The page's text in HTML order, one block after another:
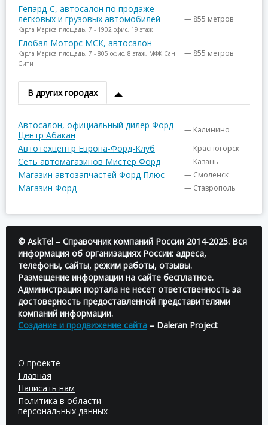
Гепард-С, автосалон по продаже
легковых и грузовых автомобилей
Карла Маркса площадь, 7 - 1902 офис, 19 этаж
— 855 метров
Глобал Моторс МСК, автосалон
Карла Маркса площадь, 7 - 805 офис, 8 этаж, МФК Сан
Сити
— 855 метров
В других городах
Автосалон, официальный дилер Форд
Центр Абакан
— Калинино
Автотехцентр Европа-Форд-Клуб — Красногорск
Сеть автомагазинов Мистер Форд — Казань
Магазин автозапчастей Форд Плюс — Смоленск
Магазин Форд — Ставрополь
© AskTel – Справочник компаний России 2014-2025. Вся
информация об организациях России: адреса,
телефоны, сайты, режим работы, отзывы.
Размещение информации на сайте бесплатное.
Администрация портала не несет ответственность за
достоверность предоставленной представителями
компаний информации.
Создание и продвижение сайта – Daleran Project
О проекте
Главная
Написать нам
Политика в области
персональных данных